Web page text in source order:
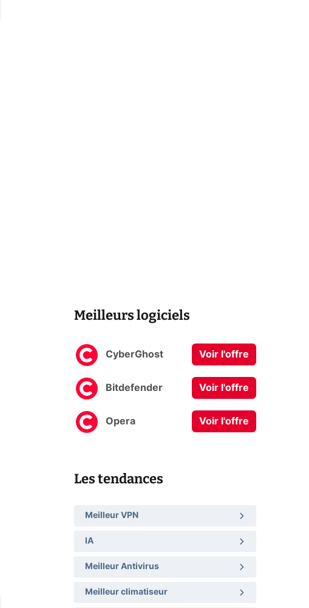
Meilleurs logiciels
CyberGhost Voir l'offre
Bitdefender Voir l'offre
Opera Voir l'offre
Les tendances
Meilleur VPN
IA
Meilleur Antivirus
Meilleur climatiseur